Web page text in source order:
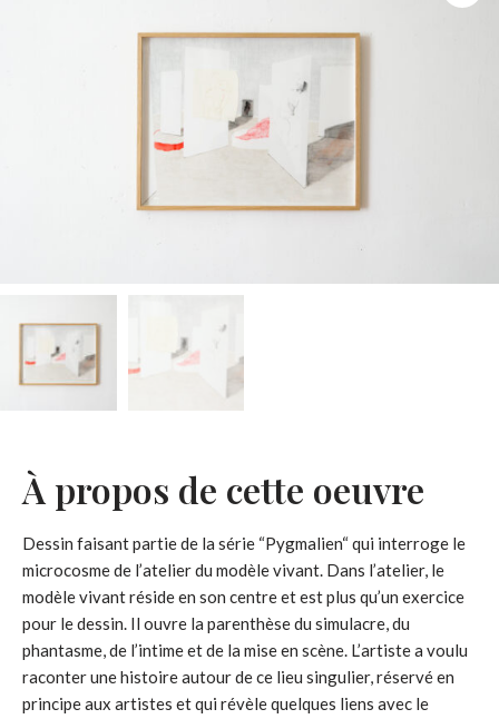
À propos de cette oeuvre
Dessin faisant partie de la série “Pygmalien“ qui interroge le
microcosme de l’atelier du modèle vivant. Dans l’atelier, le
modèle vivant réside en son centre et est plus qu’un exercice
pour le dessin. Il ouvre la parenthèse du simulacre, du
phantasme, de l’intime et de la mise en scène. L’artiste a voulu
raconter une histoire autour de ce lieu singulier, réservé en
principe aux artistes et qui révèle quelques liens avec le